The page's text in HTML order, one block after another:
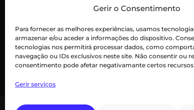
Gerir o Consentimento
Para fornecer as melhores experiências, usamos
armazenar e/ou aceder a informações do dispositivo.
tecnologias nos permitirá processar dados, como
navegação ou IDs exclusivos neste site. Não consentir ou
consentimento pode afetar negativamante certos recursos
Gerir serviços
Contacto:915 256 550
Chamada para rede móvel
nacional